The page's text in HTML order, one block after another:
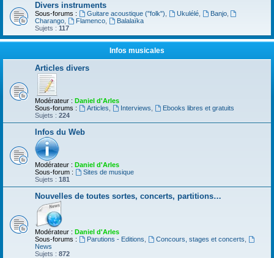
Divers instruments
Sous-forums : Guitare acoustique ("folk") Ukulélé, Banjo,
Charango
Flamenco,
Balalaïka
Sujets : 117
Infos musicales
Articles divers
Modérateur : Daniel d'Arles
Sous-forums :
Articles Interviews
Ebooks libres et gratuits
Sujets : 224
Infos du Web
Modérateur : Daniel d'Arles
Sous-forum :
Sites de musique
Sujets : 181
Nouvelles de toutes sortes, concerts, partitions…
Modérateur : Daniel d'Arles
Sous-forums :
Parutions - Editions Concours, stages et concerts
News
Sujets : 872